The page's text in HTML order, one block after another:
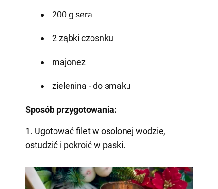
200 g sera
2 ząbki czosnku
majonez
zielenina - do smaku
Sposób przygotowania:
1. Ugotować filet w osolonej wodzie,
ostudzić i pokroić w paski.